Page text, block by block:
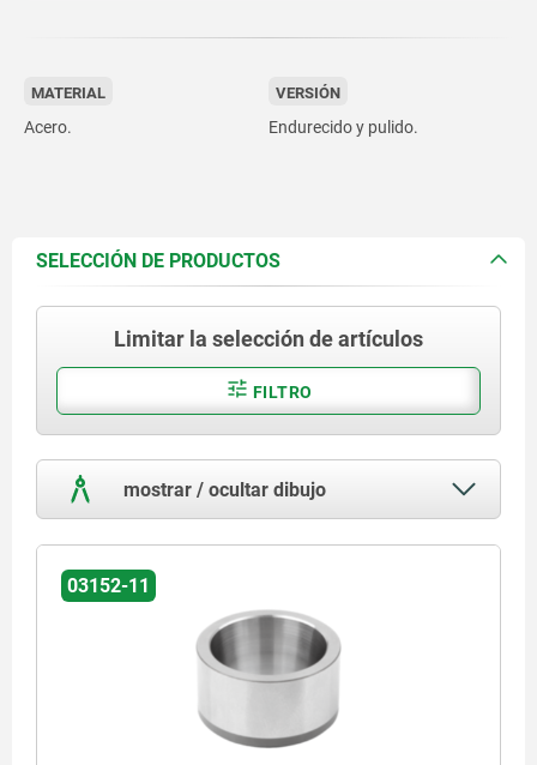
MATERIAL
Acero.
VERSIÓN
Endurecido y pulido.
SELECCIÓN DE PRODUCTOS
Limitar la selección de artículos
FILTRO
mostrar / ocultar dibujo
03152-11